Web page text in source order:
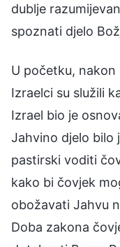
dublje
spoznati djelo
U početku,
Izraelci su služili
Izrael bio je
Jahvino djelo bilo
pastirski voditi
kako bi čovjek
obožavati Jahvu
Doba zakona